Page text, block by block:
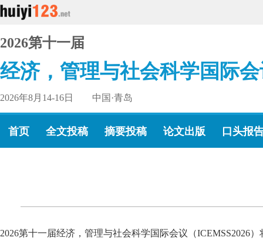
2026第十一届
经济，管理与社会科学国际
2026年8月14-16日 中国·青岛
首页 全文投稿 摘要投稿 论文出版 口头报
2026第十一届经济，管理与社会科学国际会议（ICEMSS2026